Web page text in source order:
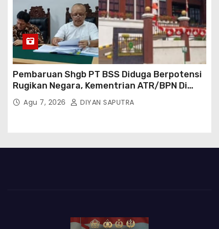
Pembaruan Shgb PT BSS Diduga Berpotensi
Rugikan Negara, Kementrian ATR/BPN Di
Gugat Di PTUN Jakarta
Agu 7, 2026 DIYAN SAPUTRA